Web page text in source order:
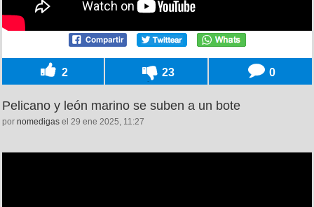
2 23 0
Pelicano y león marino se suben a un bote
por nomedigas el 29 ene 2025, 11:27